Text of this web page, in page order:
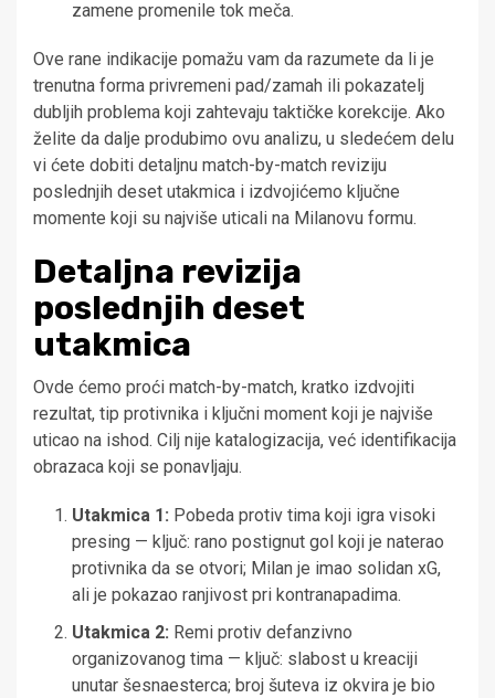
zamene promenile tok meča.
Ove rane indikacije pomažu vam da razumete da li je
trenutna forma privremeni pad/zamah ili pokazatelj
dubljih problema koji zahtevaju taktičke korekcije. Ako
želite da dalje produbimo ovu analizu, u sledećem delu
vi ćete dobiti detaljnu match-by-match reviziju
poslednjih deset utakmica i izdvojićemo ključne
momente koji su najviše uticali na Milanovu formu.
Detaljna revizija
poslednjih deset
utakmica
Ovde ćemo proći match-by-match, kratko izdvojiti
rezultat, tip protivnika i ključni moment koji je najviše
uticao na ishod. Cilj nije katalogizacija, već identifikacija
obrazaca koji se ponavljaju.
Utakmica 1: Pobeda protiv tima koji igra visoki
presing — ključ: rano postignut gol koji je naterao
protivnika da se otvori; Milan je imao solidan xG,
ali je pokazao ranjivost pri kontranapadima.
Utakmica 2: Remi protiv defanzivno
organizovanog tima — ključ: slabost u kreaciji
unutar šesnaesterca; broj šuteva iz okvira je bio